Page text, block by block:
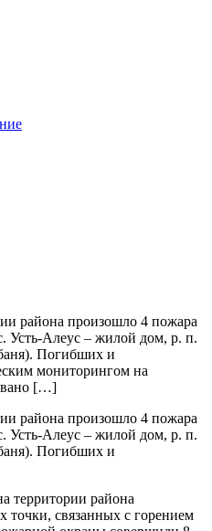
района произошло 4 пожара
Усть-Алеус – жилой дом, р. п.
Погибших и
мониторингом на
[…]
района произошло 4 пожара
Усть-Алеус – жилой дом, р. п.
Погибших и
территории района
точки, связанных с горением